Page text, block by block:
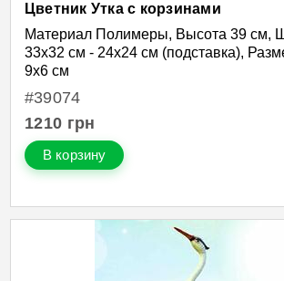
Цветник Утка с корзинами
Материал Полимеры, Высота 39 см,
33х32 см - 24х24 см (подставка),
9х6 см
#39074
1210 грн
В корзину